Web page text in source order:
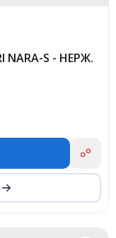
S - НЕРЖ.